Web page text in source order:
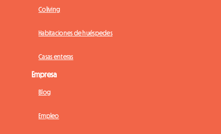
Coliving
Habitaciones de huéspedes
Casas enteras
Empresa
Blog
Empleo